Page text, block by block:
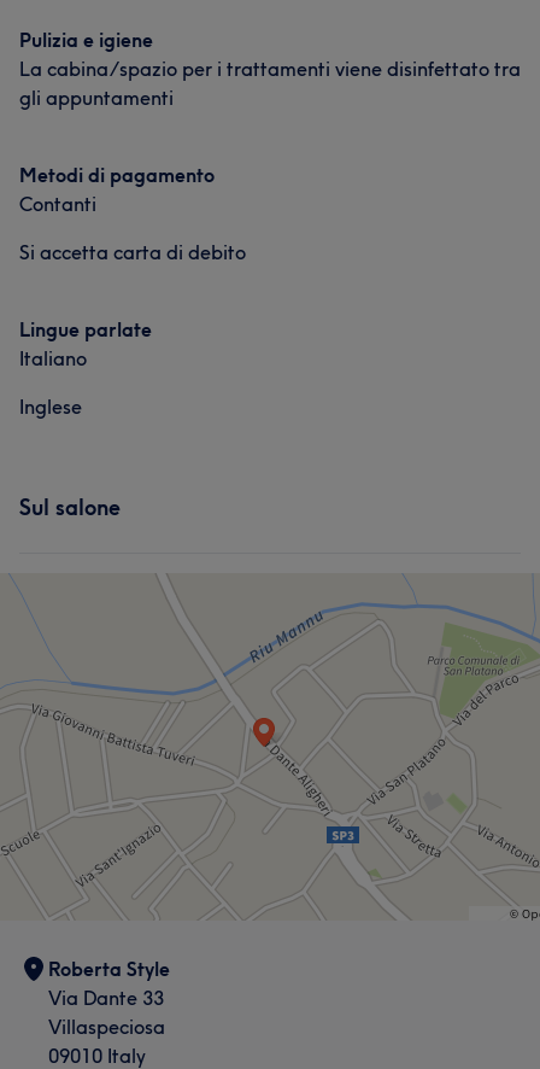
Pulizia e igiene
La cabina/spazio per i trattamenti viene disinfettato tra
gli appuntamenti
Metodi di pagamento
Contanti
Si accetta carta di debito
Lingue parlate
Italiano
Inglese
Sul salone
Roberta Style
Via Dante 33
Villaspeciosa
09010 Italy